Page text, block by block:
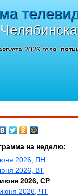
2026 года,
на неделю:
2026, ПН
2026, ВТ
2026, СР
2026, ЧТ